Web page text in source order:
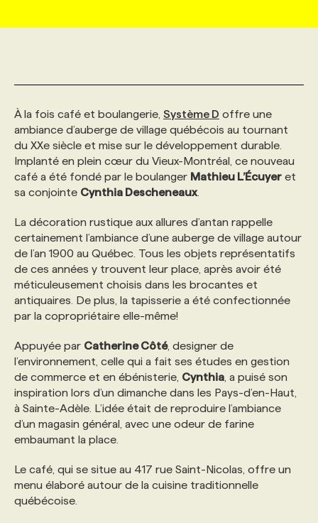
AFFAIRES DE L'INDUSTRIE
INITIATIVES NUMÉRIQUES
PRIX ET DISTINCTIONS
TENDANCES
WEB & MÉDIAS SOCIAUX
MARKETING DURABLE
GEO/SEO
ÉVÉNEMENTIEL
NOS AUTEUR‧RICES
INFOLETTRE PUBLICITÉ
ANNONCEZ AVEC NOUS
CONSULTER LA CVTHÈQUE
PROFIL ENTREPRISE
FAQ
ANNONCEZ AVEC NOUS
VOIR LES OFFRES
PROFIL CANDIDAT
FAQ
ANNONCEZ AVEC NOUS
NOS FORMATIONS EN LIGNE
NOS PARCOURS DE FORMATIONS
FORMATIONS PERSONNALISÉES
NOS FORMATEUR‧RICES
POURQUOI CHOISIR NOS FORMATIONS
NOS TARIFS
PROGRAMMES DE SUBVENTIONS
FAQ
ANNONCEZ AVEC NOUS
CHASSE DE TÊTE
SERVICE DE CHASSE DE TÊTE
NOS TARIFS
NOS EXPERTISES
ANNONCEZ AVEC NOUS
À la fois café et boulangerie, Système D offre une
ambiance d’auberge de village québécois au tournant
du XXe siècle et mise sur le développement durable.
Implanté en plein cœur du Vieux-Montréal, ce nouveau
café a été fondé par le boulanger Mathieu L’Écuyer et
sa conjointe Cynthia Descheneaux
La décoration rustique aux allures d’antan rappelle
certainement l’ambiance d’une auberge de village autour
de l’an 1900 au Québec. Tous les objets représentatifs
de ces années y trouvent leur place, après avoir été
méticuleusement choisis dans les brocantes et
antiquaires. De plus, la tapisserie a été confectionnée
par la copropriétaire elle-même!
Appuyée par Catherine Côté, designer de
l’environnement, celle qui a fait ses études en gestion
de commerce et en ébénisterie, Cynthia , a puisé son
inspiration lors d’un dimanche dans les Pays-d’en-Haut,
à Sainte-Adèle. L’idée était de reproduire l’ambiance
d’un magasin général, avec une odeur de farine
embaumant la place.
Le café, qui se situe au 417 rue Saint-Nicolas, offre un
menu élaboré autour de la cuisine traditionnelle
québécoise.